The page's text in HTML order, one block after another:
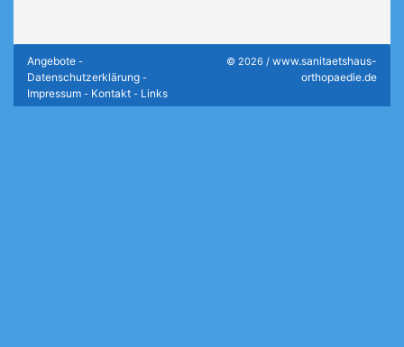
Angebote -
Datenschutzerklärung -
Impressum - Kontakt - Links
© 2026 / www.sanitaetshaus-
orthopaedie.de